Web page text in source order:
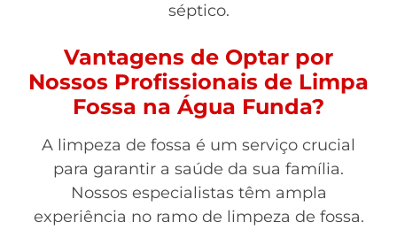
séptico.
Vantagens de Optar por
Nossos Profissionais de Limpa
Fossa na Água Funda?
A limpeza de fossa é um serviço crucial
para garantir a saúde da sua família.
Nossos especialistas têm ampla
experiência no ramo de limpeza de fossa.